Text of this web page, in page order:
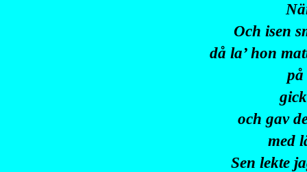
Och isen
då la’ hon
och gav
med
Sen lekte